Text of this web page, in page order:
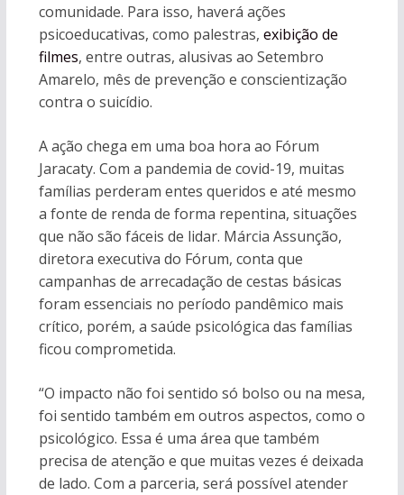
comunidade. Para isso, haverá ações
psicoeducativas, como palestras, exibição de
filmes, entre outras, alusivas ao Setembro
Amarelo, mês de prevenção e conscientização
contra o suicídio.
A ação chega em uma boa hora ao Fórum
Jaracaty. Com a pandemia de covid-19, muitas
famílias perderam entes queridos e até mesmo
a fonte de renda de forma repentina, situações
que não são fáceis de lidar. Márcia Assunção,
diretora executiva do Fórum, conta que
campanhas de arrecadação de cestas básicas
foram essenciais no período pandêmico mais
crítico, porém, a saúde psicológica das famílias
ficou comprometida.
“O impacto não foi sentido só bolso ou na mesa,
foi sentido também em outros aspectos, como o
psicológico. Essa é uma área que também
precisa de atenção e que muitas vezes é deixada
de lado. Com a parceria, será possível atender